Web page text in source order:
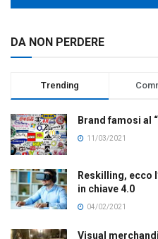
DA NON PERDERE
Trending
Brand famosi al
11/03/2021
Reskilling, ecco
in chiave 4.0
04/02/2021
Visual